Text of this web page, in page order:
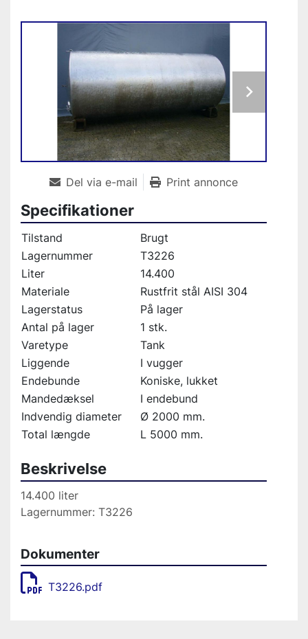
Del via e-mail Print annonce
Specifikationer
Tilstand
Brugt
Lagernummer
T3226
Liter
14.400
Materiale
Rustfrit stål AISI 304
Lagerstatus
På lager
Antal på lager
1 stk.
Varetype
Tank
Liggende
I vugger
Endebunde
Koniske, lukket
Mandedæksel
I endebund
Indvendig diameter
Ø 2000 mm.
Total længde
L 5000 mm.
Beskrivelse
14.400 liter
Lagernummer: T3226
Dokumenter
T3226.pdf